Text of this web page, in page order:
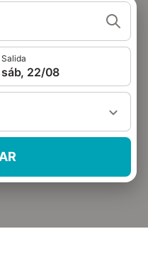
Salida
sáb, 22/08